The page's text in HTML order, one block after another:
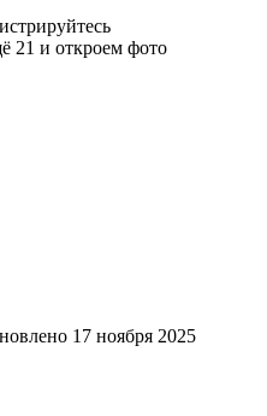
21 и откроем фото
17 ноября 2025